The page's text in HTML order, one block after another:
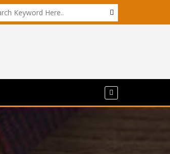
Menyoroti Tata Kelola dan Tantangan Hilirisasi